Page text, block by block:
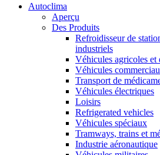
Autoclima
Aperçu
Des Produits
Refroidisseur de
industriels
Véhicules agricoles et
Véhicules
Transport de
Véhicules électriques
Loisirs
Refrigerated vehicles
Véhicules spéciaux
Tramways, trains et
Industrie aéronautique